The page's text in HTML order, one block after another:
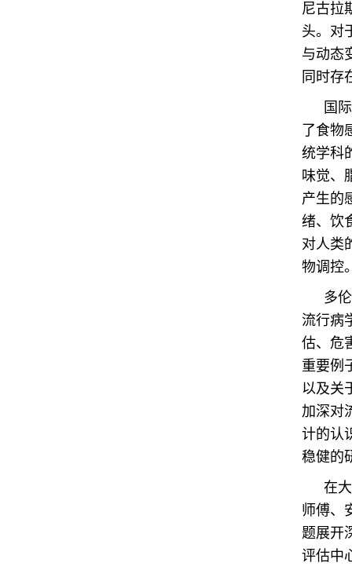
尼古拉
头。对
与动态
同时存
国
了食
统学科
味觉、
产生的
绪、饮
对人类
物调控
多
流行病
估、危
重要例
以及关
加深对
计的认
稳健的
在
师傅、
题展开
评估中